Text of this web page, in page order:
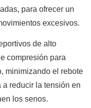
para ofrecer un
excesivos.
de alto
compresión para
minimizando el rebote
reducir la tensión en
los senos.